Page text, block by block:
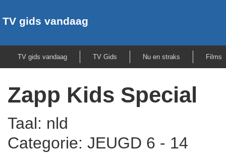
TV gids vandaag
TV gids vandaag TV Gids Nu en straks Films
Zapp Kids Special
Taal: nld
Categorie: JEUGD 6 - 14